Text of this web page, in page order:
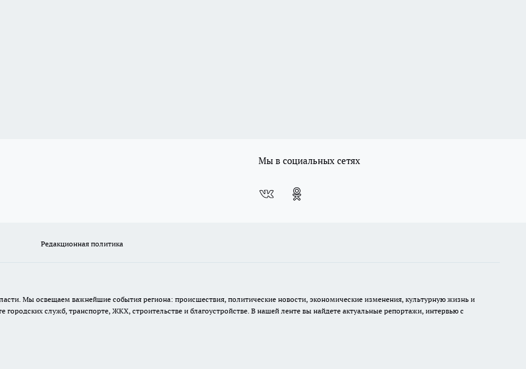
Мы в социальных сетях
Редакционная политика
Мы освещаем важнейшие события региона: происшествия, политические новости, экономические изменения, культурную жизнь и
служб, транспорте, ЖКХ, строительстве и благоустройстве. В нашей ленте вы найдете актуальные репортажи, интервью с